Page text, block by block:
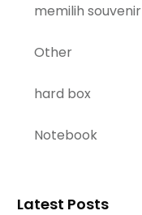
memilih souvenir
Other
hard box
Notebook
Latest Posts